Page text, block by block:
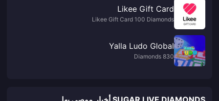
Likee Gift Card
Likee Gift Card 100 Diamonds
Yalla Ludo Global
830 Diamonds